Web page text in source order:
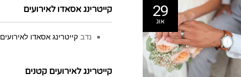
29
אוג
קייטרינג אסאדו לאירועים
נדב קייטרינג אסאדו לאירועים
קייטרינג לאירועים קטנים